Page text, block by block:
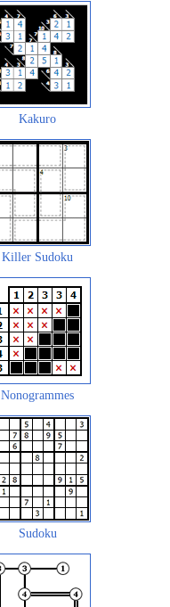
Kakuro
Killer Sudoku
Nonogrammes
Sudoku